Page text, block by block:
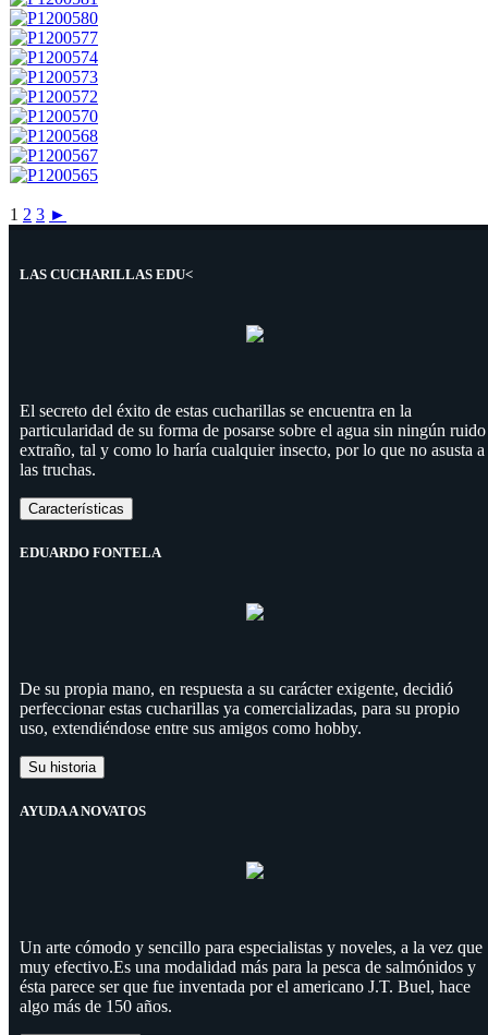
1 2 3 ►
LAS CUCHARILLAS EDU<
El secreto del éxito de estas cucharillas se encuentra en la
particularidad de su forma de posarse sobre el agua sin ningún ruido
extraño, tal y como lo haría cualquier insecto, por lo que no asusta a
las truchas.
Características
EDUARDO FONTELA
De su propia mano, en respuesta a su carácter exigente, decidió
perfeccionar estas cucharillas ya comercializadas, para su propio
uso, extendiéndose entre sus amigos como hobby.
Su historia
AYUDA A NOVATOS
Un arte cómodo y sencillo para especialistas y noveles, a la vez que
muy efectivo.Es una modalidad más para la pesca de salmónidos y
ésta parece ser que fue inventada por el americano J.T. Buel, hace
algo más de 150 años.